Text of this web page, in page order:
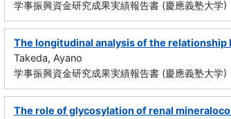
学事振興資金研究成果実績報告書 (慶應義塾大学
The longitudinal analysis of the
Takeda, Ayano
学事振興資金研究成果実績報告書 (慶應義塾大学
The role of glycosylation of renal